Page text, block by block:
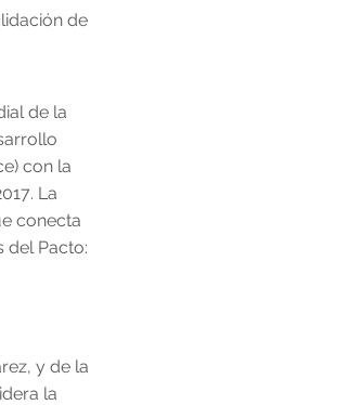
de
de la
con la
La
conecta
del Pacto:
y de la
la